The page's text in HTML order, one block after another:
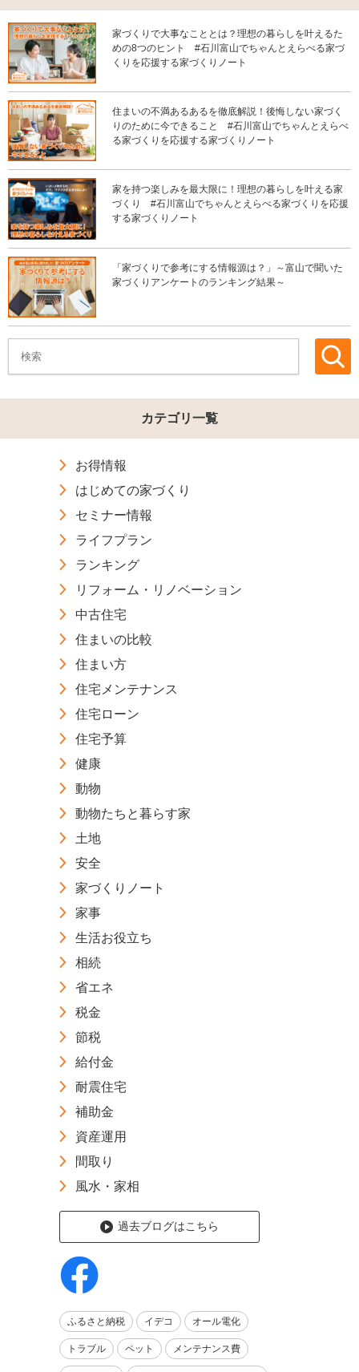
家づくりで大事なこととは？理想の暮らしを叶えるた
めの8つのヒント #石川富山でちゃんとえらべる家づ
くりを応援する家づくりノート
住まいの不満あるあるを徹底解説！後悔しない家づく
りのために今できること #石川富山でちゃんとえらべ
る家づくりを応援する家づくりノート
家を持つ楽しみを最大限に！理想の暮らしを叶える家
づくり #石川富山でちゃんとえらべる家づくりを応援
する家づくりノート
「家づくりで参考にする情報源は？」～富山で聞いた
家づくりアンケートのランキング結果～
カテゴリ一覧
お得情報
はじめての家づくり
セミナー情報
ライフプラン
ランキング
リフォーム・リノベーション
中古住宅
住まいの比較
住まい方
住宅メンテナンス
住宅ローン
住宅予算
健康
動物
動物たちと暮らす家
土地
安全
家づくりノート
家事
生活お役立ち
相続
省エネ
税金
節税
給付金
耐震住宅
補助金
資産運用
間取り
風水・家相
過去ブログはこちら
ふるさと納税 イデコ オール電化
トラブル ペット メンテナンス費